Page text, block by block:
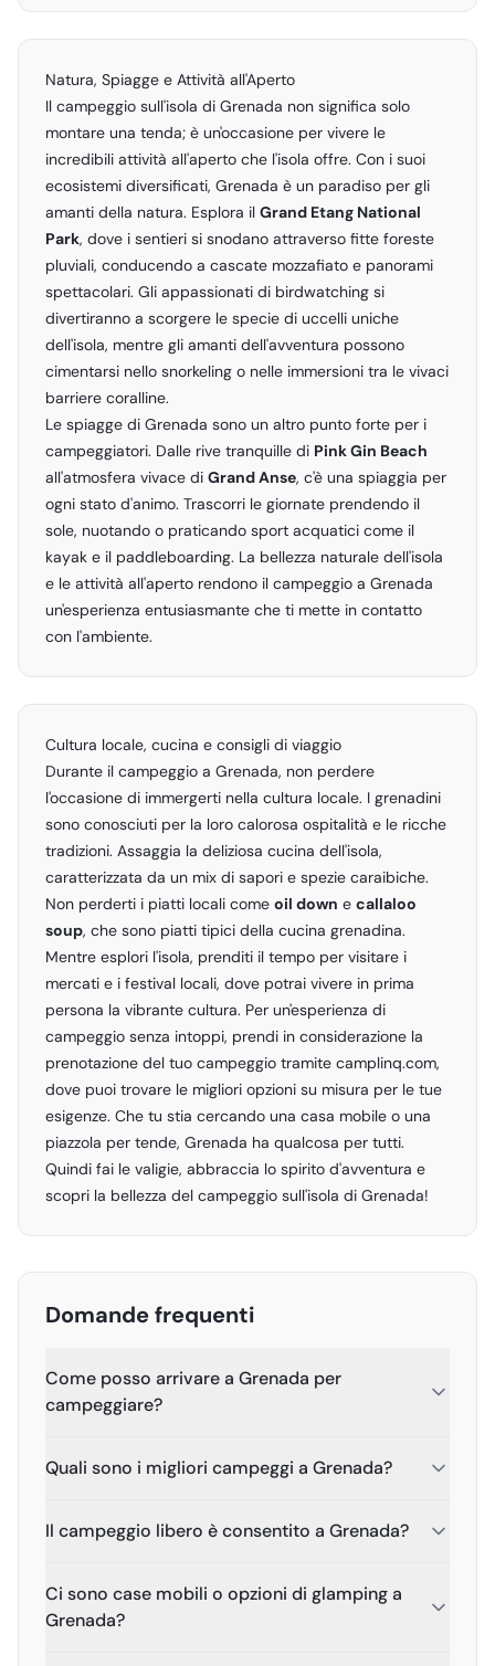
Natura, Spiagge e Attività all'Aperto
Il campeggio sull'isola di Grenada non significa solo
montare una tenda; è un'occasione per vivere le
incredibili attività all'aperto che l'isola offre. Con i suoi
ecosistemi diversificati, Grenada è un paradiso per gli
amanti della natura. Esplora il Grand Etang National
Park, dove i sentieri si snodano attraverso fitte foreste
pluviali, conducendo a cascate mozzafiato e panorami
spettacolari. Gli appassionati di birdwatching si
divertiranno a scorgere le specie di uccelli uniche
dell'isola, mentre gli amanti dell'avventura possono
cimentarsi nello snorkeling o nelle immersioni tra le vivaci
barriere coralline.
Le spiagge di Grenada sono un altro punto forte per i
campeggiatori. Dalle rive tranquille di Pink Gin Beach
all'atmosfera vivace di Grand Anse, c'è una spiaggia per
ogni stato d'animo. Trascorri le giornate prendendo il
sole, nuotando o praticando sport acquatici come il
kayak e il paddleboarding. La bellezza naturale dell'isola
e le attività all'aperto rendono il campeggio a Grenada
un'esperienza entusiasmante che ti mette in contatto
con l'ambiente.
Cultura locale, cucina e consigli di viaggio
Durante il campeggio a Grenada, non perdere
l'occasione di immergerti nella cultura locale. I grenadini
sono conosciuti per la loro calorosa ospitalità e le ricche
tradizioni. Assaggia la deliziosa cucina dell'isola,
caratterizzata da un mix di sapori e spezie caraibiche.
Non perderti i piatti locali come oil down e callaloo
soup, che sono piatti tipici della cucina grenadina.
Mentre esplori l'isola, prenditi il tempo per visitare i
mercati e i festival locali, dove potrai vivere in prima
persona la vibrante cultura. Per un'esperienza di
campeggio senza intoppi, prendi in considerazione la
prenotazione del tuo campeggio tramite camplinq.com,
dove puoi trovare le migliori opzioni su misura per le tue
esigenze. Che tu stia cercando una casa mobile o una
piazzola per tende, Grenada ha qualcosa per tutti.
Quindi fai le valigie, abbraccia lo spirito d'avventura e
scopri la bellezza del campeggio sull'isola di Grenada!
Domande frequenti
Come posso arrivare a Grenada per
campeggiare?
Quali sono i migliori campeggi a Grenada?
Il campeggio libero è consentito a Grenada?
Ci sono case mobili o opzioni di glamping a
Grenada?